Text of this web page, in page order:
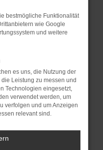
einem privaten
zu beheben.
Browser und dein
neuesten Stand
nicht nur ein
Funktionen nicht
bestmögliche Funktionalität
wie Google
und weitere
es uns, die Nutzung der
Leistung zu messen und
Technologien eingesetzt,
verwendet werden, um
verfolgen und um Anzeigen
relevant sind.